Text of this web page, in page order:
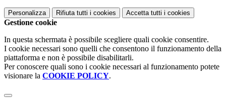
Personalizza Rifiuta tutti i cookies Accetta tutti i cookies
Gestione cookie
In questa schermata è possibile scegliere quali cookie consentire.
I cookie necessari sono quelli che consentono il funzionamento della
piattaforma e non è possibile disabilitarli.
Per conoscere quali sono i cookie necessari al funzionamento potete
visionare la COOKIE POLICY.